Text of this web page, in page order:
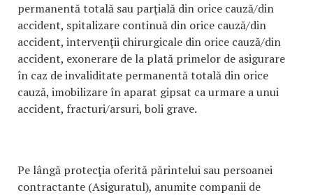
permanentă totală sau parţială din orice cauză/din
accident, spitalizare continuă din orice cauză/din
accident, intervenţii chirurgicale din orice cauză/din
accident, exonerare de la plată primelor de asigurare
în caz de invaliditate permanentă totală din orice
cauză, imobilizare în aparat gipsat ca urmare a unui
accident, fracturi/arsuri, boli grave.
Pe lângă protecţia oferită părintelui sau persoanei
contractante (Asiguratul), anumite companii de